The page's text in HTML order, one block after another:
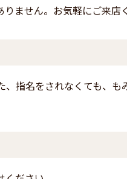
ません。お気軽にご来店
指名をされなくても、も